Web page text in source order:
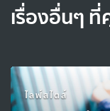
เรื่องอื่นๆ
ไลฟ์สไตล์